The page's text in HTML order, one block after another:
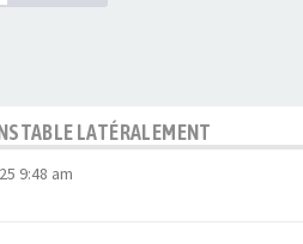
LATÉRALEMENT
9:48 am